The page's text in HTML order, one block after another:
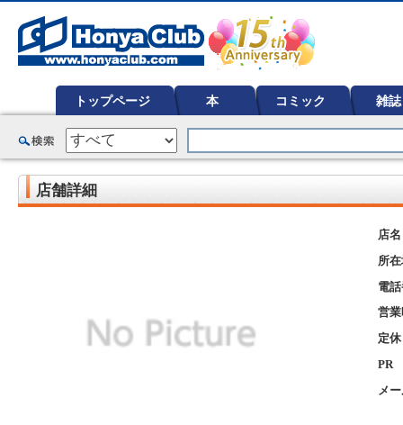
トップページ 本 コミック 雑誌
ど在庫も充実
店舗詳細
店名
所
電
営
定
PR
メ